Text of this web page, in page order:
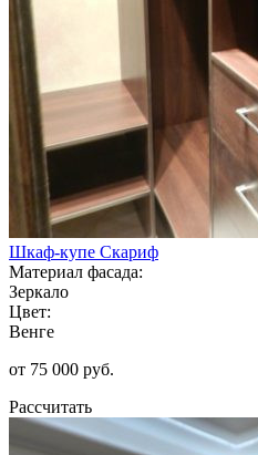
Шкаф-купе Скариф
Материал фасада:
Зеркало
Цвет:
Венге
от 75 000 руб.
Рассчитать